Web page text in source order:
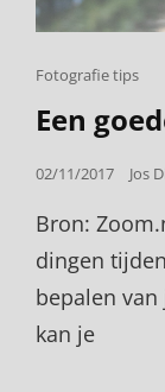
Cat
Fotografie tips
Een
Posted
02/11/2017 Jos
Bron:
dingen
bepalen
kan je